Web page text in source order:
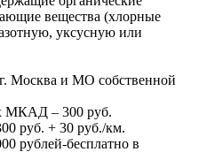
вещества (хлорные
уксусную или
Москва и МО собственной
МКАД – 300 руб.
руб. + 30 руб./км.
рублей-бесплатно в